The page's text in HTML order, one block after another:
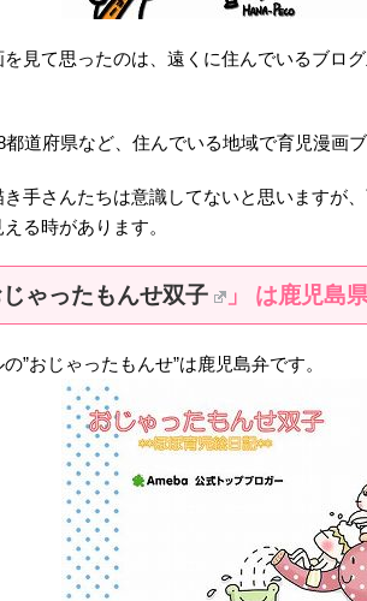
を見て思ったのは、遠くに住んでいるブロ
都道府県など、住んでいる地域で育児漫画
き手さんたちは意識してないと思いますが
る時があります。
ゃったもんせ双子 」 は鹿児島
”おじゃったもんせ”は鹿児島弁です。